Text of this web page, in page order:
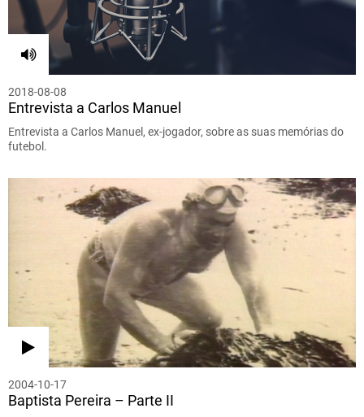
2018-08-08
Entrevista a Carlos Manuel
Entrevista a Carlos Manuel, ex-jogador, sobre as suas memórias do
futebol.
2004-10-17
Baptista Pereira – Parte II